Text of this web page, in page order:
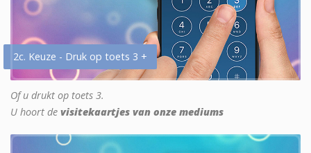
2c. Keuze - Druk op toets 3 +
Of u drukt op toets 3.
U hoort de visitekaartjes van onze mediums